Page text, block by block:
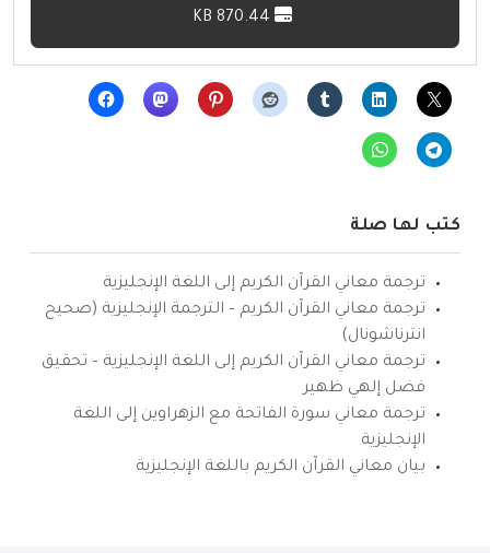
كتب لها صلة
ترجمة معاني القرآن الكريم إلى اللغة الإنجليزية
ترجمة معاني القرآن الكريم – الترجمة الإنجليزية (صحيح
انترناشونال)
ترجمة معاني القرآن الكريم إلى اللغة الإنجليزية – تحقيق
فضل إلهي ظهير
ترجمة معاني سورة الفاتحة مع الزهراوين إلى اللغة
الإنجليزية
بيان معاني القرآن الكريم باللغة الإنجليزية